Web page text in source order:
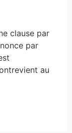
clause par
par
au